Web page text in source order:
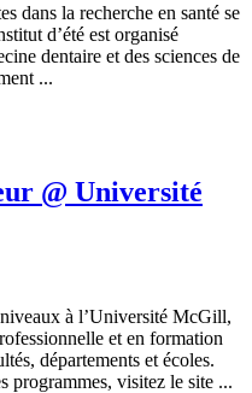
dans la recherche en santé se
d’été est organisé
dentaire et des sciences de
...
@ Université
à l’Université McGill,
et en formation
départements et écoles.
programmes, visitez le site ...